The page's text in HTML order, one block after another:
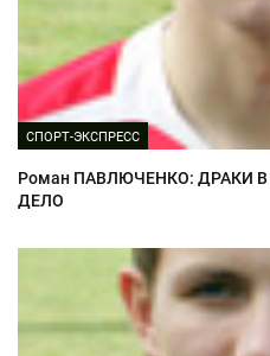
СПОРТ-ЭКСПРЕСС
Роман ПАВЛЮЧЕНКО: ДРАКИ
ДЕЛО